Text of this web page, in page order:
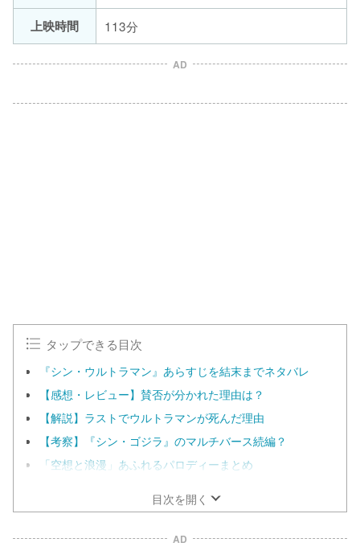
上映時間
113分
AD
タップできる目次
『シン・ウルトラマン』あらすじを結末までネタバレ
【感想・レビュー】賛否が分かれた理由は？
【解説】ラストでウルトラマンが死んだ理由
【考察】『シン・ゴジラ』のマルチバース続編？
「空想と浪漫」あふれるパロディーまとめ
目次を開く
AD